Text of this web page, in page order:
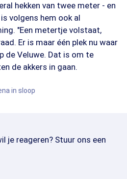
hekken van twee meter - en
volgens hem ook al
"Een metertje volstaat,
Er is maar één plek nu waar
de Veluwe. Dat is om te
de akkers in gaan.
in sloop
je reageren? Stuur ons een